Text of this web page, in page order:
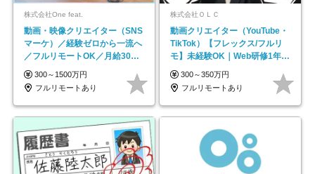
株式会社One feat.
動画・映像クリエイター（SNS
マーケ）／経験ゼロから一流へ
／フルリモートOK／月給30万
円～／年休130日以上
300～1500万円
フルリモートあり
株式会社ＯＬＣ
動画クリエイター（YouTube・
TikTok）【フレックス/フルリ
モ】未経験OK｜Web研修1年間
｜副業OK
300～350万円
フルリモートあり